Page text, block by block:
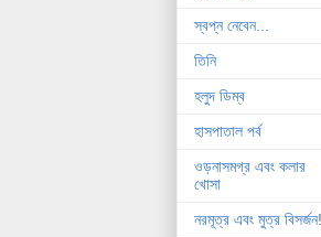
স্বপ্ন নেবেন...
তিনি
হলুদ ডিম্ব
হাসপাতাল পর্ব
ওড়নাসমগ্র এবং কলার
খোসা
নরমূত্র এবং মুত্র বিসর্জন!